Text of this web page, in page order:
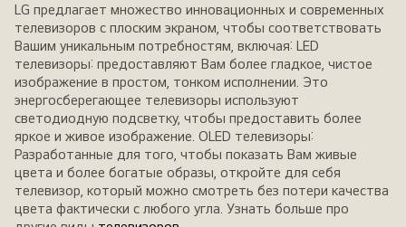
LG предлагает множество инновационных и современных
телевизоров с плоским экраном, чтобы соответствовать
Вашим уникальным потребностям, включая: LED
телевизоры: предоставляют Вам более гладкое, чистое
изображение в простом, тонком исполнении. Это
энергосберегающее телевизоры используют
светодиодную подсветку, чтобы предоставить более
яркое и живое изображение. OLED телевизоры:
Разработанные для того, чтобы показать Вам живые
цвета и более богатые образы, откройте для себя
телевизор, который можно смотреть без потери качества
цвета фактически с любого угла. Узнать больше про